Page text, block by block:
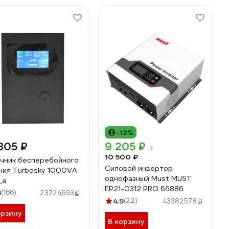
₽
бесперебойного
Turbosky 1000VA
(166) 23724693
-12%
9 205 ₽
10 500 ₽
Силовой инвертор
однофазный Must MUST
EP21-0312 PRO 66886
4.9(22) 43382578
В корзину